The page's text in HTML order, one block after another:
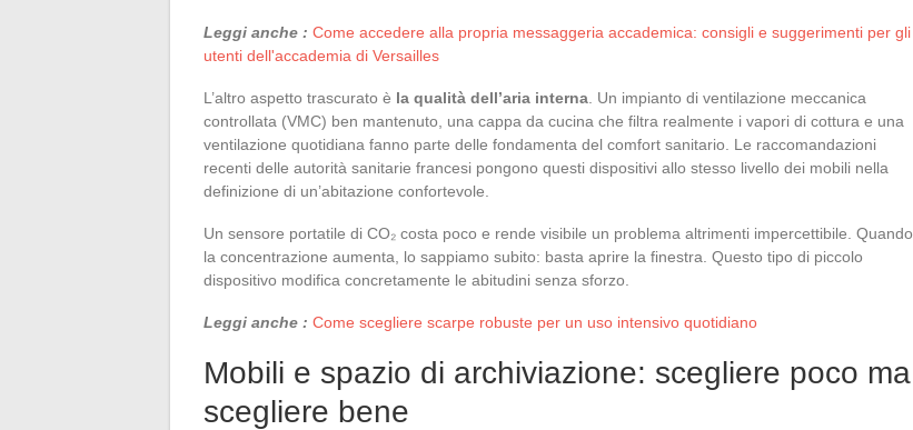
Leggi anche : Come accedere alla propria messaggeria accademica: consigli e suggerimenti per gli
utenti dell'accademia di Versailles
L’altro aspetto trascurato è la qualità dell’aria interna . Un impianto di ventilazione meccanica
controllata (VMC) ben mantenuto, una cappa da cucina che filtra realmente i vapori di cottura e una
ventilazione quotidiana fanno parte delle fondamenta del comfort sanitario. Le raccomandazioni
recenti delle autorità sanitarie francesi pongono questi dispositivi allo stesso livello dei mobili nella
definizione di un’abitazione confortevole.
Un sensore portatile di CO₂ costa poco e rende visibile un problema altrimenti impercettibile. Quando
la concentrazione aumenta, lo sappiamo subito: basta aprire la finestra. Questo tipo di piccolo
dispositivo modifica concretamente le abitudini senza sforzo.
Leggi anche : Come scegliere scarpe robuste per un uso intensivo quotidiano
Mobili e spazio di archiviazione: scegliere poco ma
scegliere bene